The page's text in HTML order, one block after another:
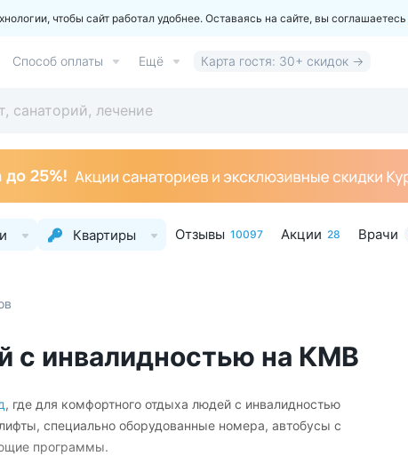
чтобы сайт работал удобнее. Оставаясь на сайте, вы соглашаетесь
Способ оплаты Ещё Карта гостя: 30+ скидок →
Квартиры Отзывы 10097 Акции 28 Врачи
с инвалидностью на КМВ
, где для комфортного отдыха людей с инвалидностью
специально оборудованные номера, автобусы с
программы.